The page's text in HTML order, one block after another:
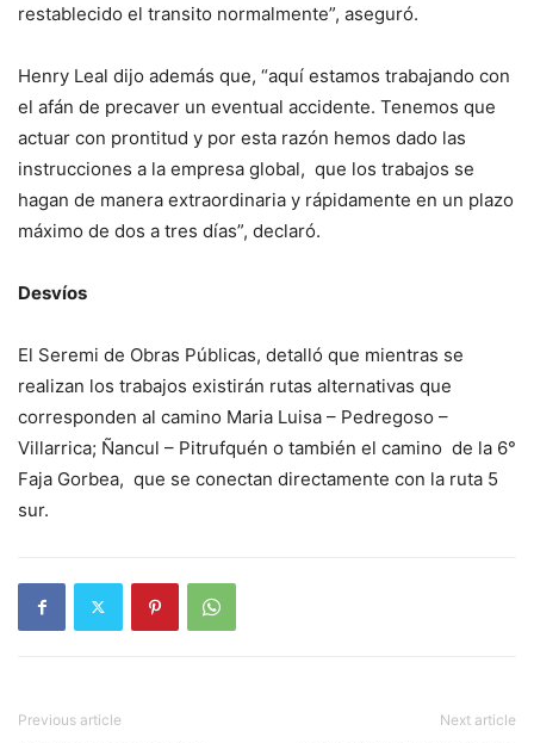
restablecido el transito normalmente”, aseguró.
Henry Leal dijo además que, “aquí estamos trabajando con
el afán de precaver un eventual accidente. Tenemos que
actuar con prontitud y por esta razón hemos dado las
instrucciones a la empresa global, que los trabajos se
hagan de manera extraordinaria y rápidamente en un plazo
máximo de dos a tres días”, declaró.
Desvíos
El Seremi de Obras Públicas, detalló que mientras se
realizan los trabajos existirán rutas alternativas que
corresponden al camino Maria Luisa – Pedregoso –
Villarrica; Ñancul – Pitrufquén o también el camino de la 6°
Faja Gorbea, que se conectan directamente con la ruta 5
sur.
Previous article Next article